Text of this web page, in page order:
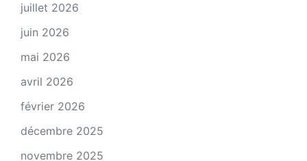
juillet 2026
juin 2026
mai 2026
avril 2026
février 2026
décembre 2025
novembre 2025